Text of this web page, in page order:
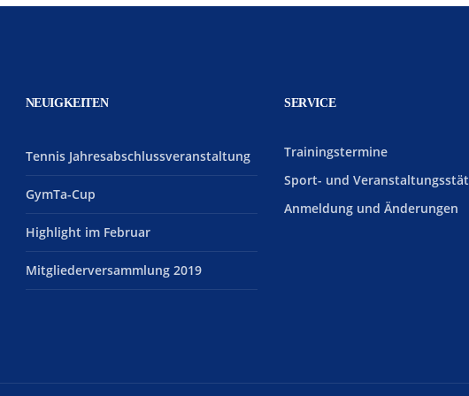
NEUIGKEITEN
Tennis Jahresabschlussveranstaltung
GymTa-Cup
Highlight im Februar
Mitgliederversammlung 2019
SERVICE
Trainingstermine
Sport- und
Anmeldung und Änderungen